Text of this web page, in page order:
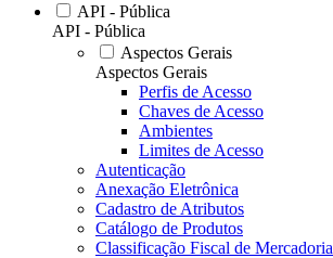
API - Pública
API - Pública
Aspectos Gerais
Aspectos Gerais
Perfis de Acesso
Chaves de Acesso
Ambientes
Limites de Acesso
Autenticação
Anexação Eletrônica
Cadastro de Atributos
Catálogo de Produtos
Classificação Fiscal de Mercadoria